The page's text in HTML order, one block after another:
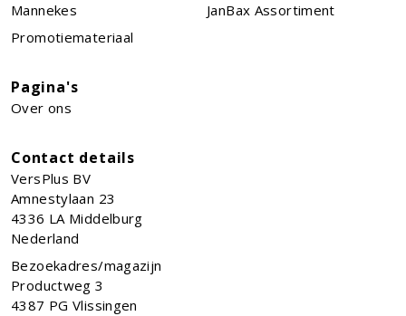
Mannekes
JanBax Assortiment
Promotiemateriaal
Pagina's
Over ons
Contact details
VersPlus BV
Amnestylaan 23
4336 LA Middelburg
Nederland
Bezoekadres/magazijn
Productweg 3
4387 PG Vlissingen